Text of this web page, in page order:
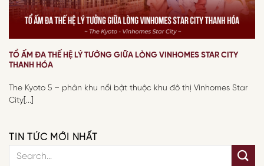
TỔ ẤM ĐA THẾ HỆ LÝ TƯỞNG GIỮA LÒNG VINHOMES STAR CITY
THANH HÓA
The Kyoto 5 – phân khu nổi bật thuộc khu đô thị Vinhomes Star
City[...]
TIN TỨC MỚI NHẤT